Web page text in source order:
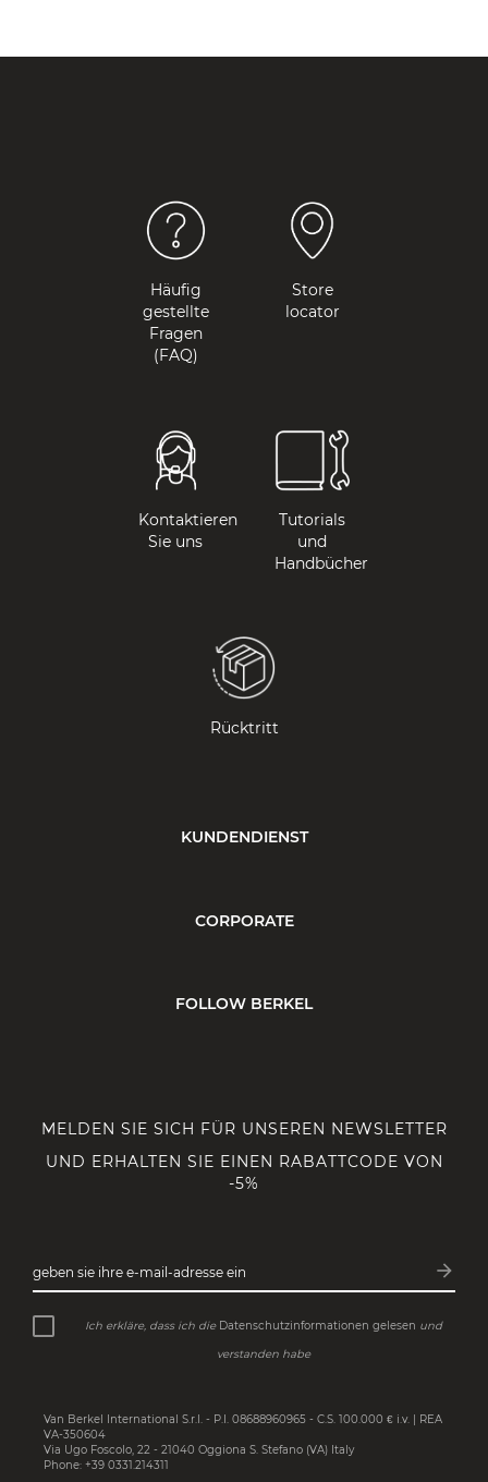
Häufig
gestellte
Fragen
(FAQ)
Store
locator
Kontaktieren
Sie uns
Tutorials
und
Handbücher
Rücktritt
KUNDENDIENST
CORPORATE
FOLLOW BERKEL
MELDEN SIE SICH FÜR UNSEREN NEWSLETTER
UND ERHALTEN SIE EINEN RABATTCODE VON
-5%
geben sie ihre e-mail-adresse ein arrow_forward
Ich erkläre, dass ich die Datenschutzinformationen gelesen und
verstanden habe
Van Berkel International S.r.l. - P.I. 08688960965 - C.S. 100.000 € i.v. | REA
VA-350604
Via Ugo Foscolo, 22 - 21040 Oggiona S. Stefano (VA) Italy
Phone: +39 0331.214311